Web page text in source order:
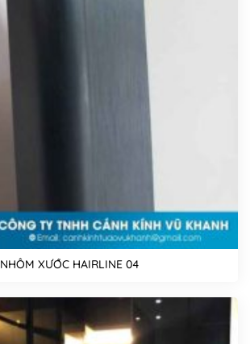
NHÔM XƯỚC HAIRLINE 04